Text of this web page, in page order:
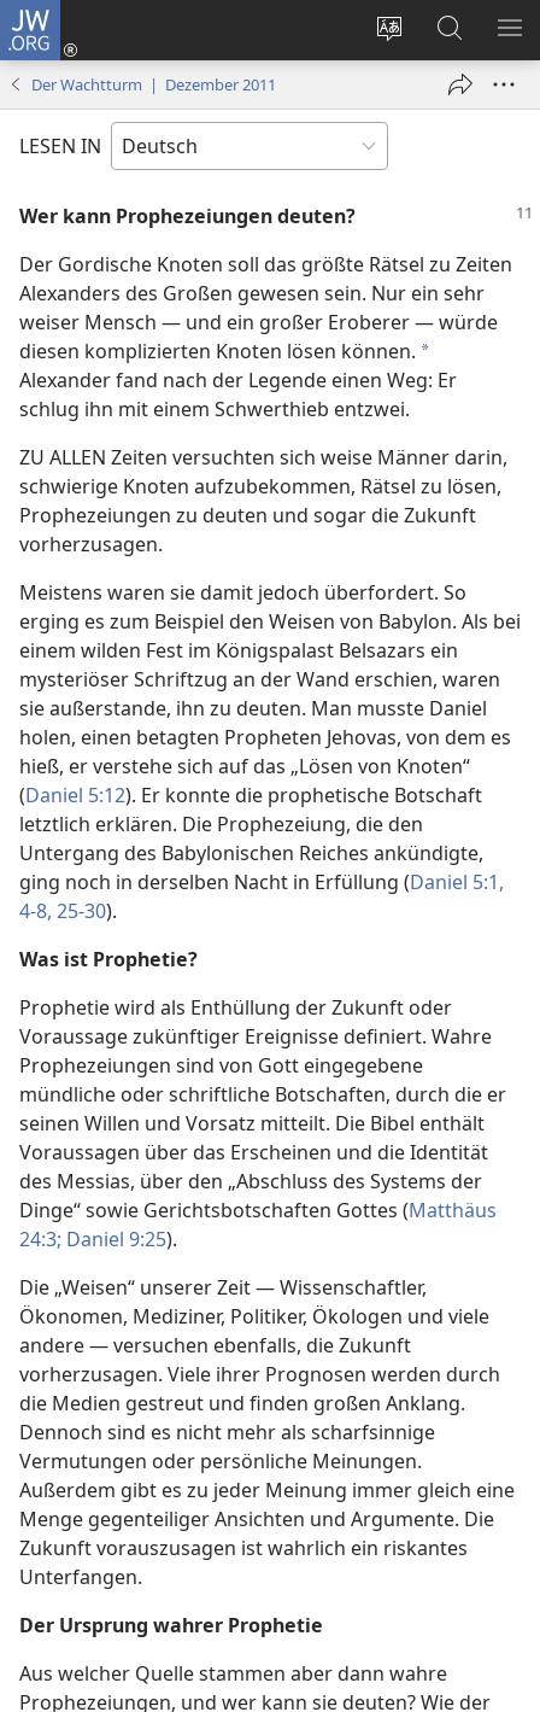
JW.ORG
Websitesprache
ändern
Anmelden
(öffnet
Suche
Der Wachtturm | Dezember 2011
LESEN IN
Wer kann Prophezeiungen deuten?
Der Gordische Knoten soll das größte Rätsel zu Zeiten
Alexanders des Großen gewesen sein. Nur ein sehr
weiser Mensch — und ein großer Eroberer — würde
diesen komplizierten Knoten lösen können. *
Alexander fand nach der Legende einen Weg: Er
schlug ihn mit einem Schwerthieb entzwei.
ZU ALLEN Zeiten versuchten sich weise Männer darin,
schwierige Knoten aufzubekommen, Rätsel zu lösen,
Prophezeiungen zu deuten und sogar die Zukunft
vorherzusagen.
Meistens waren sie damit jedoch überfordert. So
erging es zum Beispiel den Weisen von Babylon. Als bei
einem wilden Fest im Königspalast Belsazars ein
mysteriöser Schriftzug an der Wand erschien, waren
sie außerstande, ihn zu deuten. Man musste Daniel
holen, einen betagten Propheten Jehovas, von dem es
hieß, er verstehe sich auf das „Lösen von Knoten“
(Daniel 5:12). Er konnte die prophetische Botschaft
letztlich erklären. Die Prophezeiung, die den
Untergang des Babylonischen Reiches ankündigte,
ging noch in derselben Nacht in Erfüllung (Daniel 5:1,
4-8, 25-30).
Was ist Prophetie?
Prophetie wird als Enthüllung der Zukunft oder
Voraussage zukünftiger Ereignisse definiert. Wahre
Prophezeiungen sind von Gott eingegebene
mündliche oder schriftliche Botschaften, durch die er
seinen Willen und Vorsatz mitteilt. Die Bibel enthält
Voraussagen über das Erscheinen und die Identität
des Messias, über den „Abschluss des Systems der
Dinge“ sowie Gerichtsbotschaften Gottes (Matthäus
24:3; Daniel 9:25).
Die „Weisen“ unserer Zeit — Wissenschaftler,
Ökonomen, Mediziner, Politiker, Ökologen und viele
andere — versuchen ebenfalls, die Zukunft
vorherzusagen. Viele ihrer Prognosen werden durch
die Medien gestreut und finden großen Anklang.
Dennoch sind es nicht mehr als scharfsinnige
Vermutungen oder persönliche Meinungen.
Außerdem gibt es zu jeder Meinung immer gleich eine
Menge gegenteiliger Ansichten und Argumente. Die
Zukunft vorauszusagen ist wahrlich ein riskantes
Unterfangen.
Der Ursprung wahrer Prophetie
Aus welcher Quelle stammen aber dann wahre
Prophezeiungen, und wer kann sie deuten? Wie der